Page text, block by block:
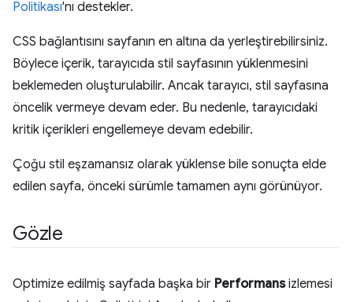
Politikası'nı destekler.
CSS bağlantısını sayfanın en altına da yerleştirebilirsiniz.
Böylece içerik, tarayıcıda stil sayfasının yüklenmesini
beklemeden oluşturulabilir. Ancak tarayıcı, stil sayfasına
öncelik vermeye devam eder. Bu nedenle, tarayıcıdaki
kritik içerikleri engellemeye devam edebilir.
Çoğu stil eşzamansız olarak yüklense bile sonuçta elde
edilen sayfa, önceki sürümle tamamen aynı görünüyor.
Gözle
Optimize edilmiş sayfada başka bir Performansizlemesi